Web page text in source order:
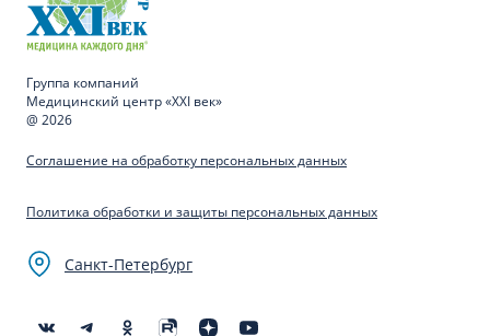
Группа компаний
Медицинский центр «XXI век»
@ 2026
Соглашение на обработку персональных данных
Политика обработки и защиты персональных данных
Санкт-Петербург